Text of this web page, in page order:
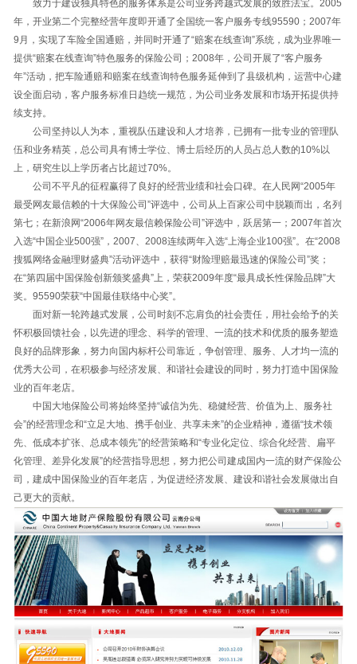
致力于建设独具特色的服务体系是公司业务跨越式发展的致胜法宝。2005
年，开业第二个完整经营年度即开通了全国统一客户服务专线95590；2007年
9月，实现了车险全国通赔，并同时开通了“赔案在线查询”系统，成为业界唯一
提供“赔案在线查询”特色服务的保险公司；2008年，公司开展了“客户服务
年”活动，把车险通赔和赔案在线查询特色服务延伸到了县级机构，运营中心建
设全面启动，客户服务标准日趋统一规范，为公司业务发展和市场开拓提供持
续支持。
公司坚持以人为本，重视队伍建设和人才培养，已拥有一批专业的管理队
伍和业务精英，总公司具有博士学位、博士后经历的人员占总人数的10%以
上，研究生以上学历者占比超过70%。
公司不平凡的征程赢得了良好的经营业绩和社会口碑。在人民网“2005年
最受网友最信赖的十大保险公司”评选中，公司从上百家公司中脱颖而出，名列
第七；在新浪网“2006年网友最信赖保险公司”评选中，跃居第一；2007年首次
入选“中国企业500强”，2007、2008连续两年入选“上海企业100强”。在“2008
搜狐网络金融理财盛典”活动评选中，获得“财险理赔最迅速的保险公司”奖；
在“第四届中国保险创新颁奖盛典”上，荣获2009年度“最具成长性保险品牌”大
奖。95590荣获“中国最佳联络中心奖”。
面对新一轮跨越式发展，公司时刻不忘肩负的社会责任，用社会给予的关
怀积极回馈社会，以先进的理念、科学的管理、一流的技术和优质的服务塑造
良好的品牌形象，努力向国内标杆公司靠近，争创管理、服务、人才均一流的
优秀大公司，在积极参与经济发展、和谐社会建设的同时，努力打造中国保险
业的百年老店。
中国大地保险公司将始终坚持“诚信为先、稳健经营、价值为上、服务社
会”的经营理念和“立足大地、携手创业、共享未来”的企业精神，遵循“技术领
先、低成本扩张、总成本领先”的经营策略和“专业化定位、综合化经营、扁平
化管理、差异化发展”的经营指导思想，努力把公司建成国内一流的财产保险公
司，建成中国保险业的百年老店，为促进经济发展、建设和谐社会发展做出自
己更大的贡献。